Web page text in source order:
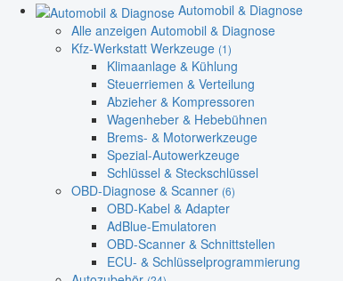
Automobil & Diagnose
Alle anzeigen Automobil & Diagnose
Kfz-Werkstatt Werkzeuge (1)
Klimaanlage & Kühlung
Steuerriemen & Verteilung
Abzieher & Kompressoren
Wagenheber & Hebebühnen
Brems- & Motorwerkzeuge
Spezial-Autowerkzeuge
Schlüssel & Steckschlüssel
OBD-Diagnose & Scanner (6)
OBD-Kabel & Adapter
AdBlue-Emulatoren
OBD-Scanner & Schnittstellen
ECU- & Schlüsselprogrammierung